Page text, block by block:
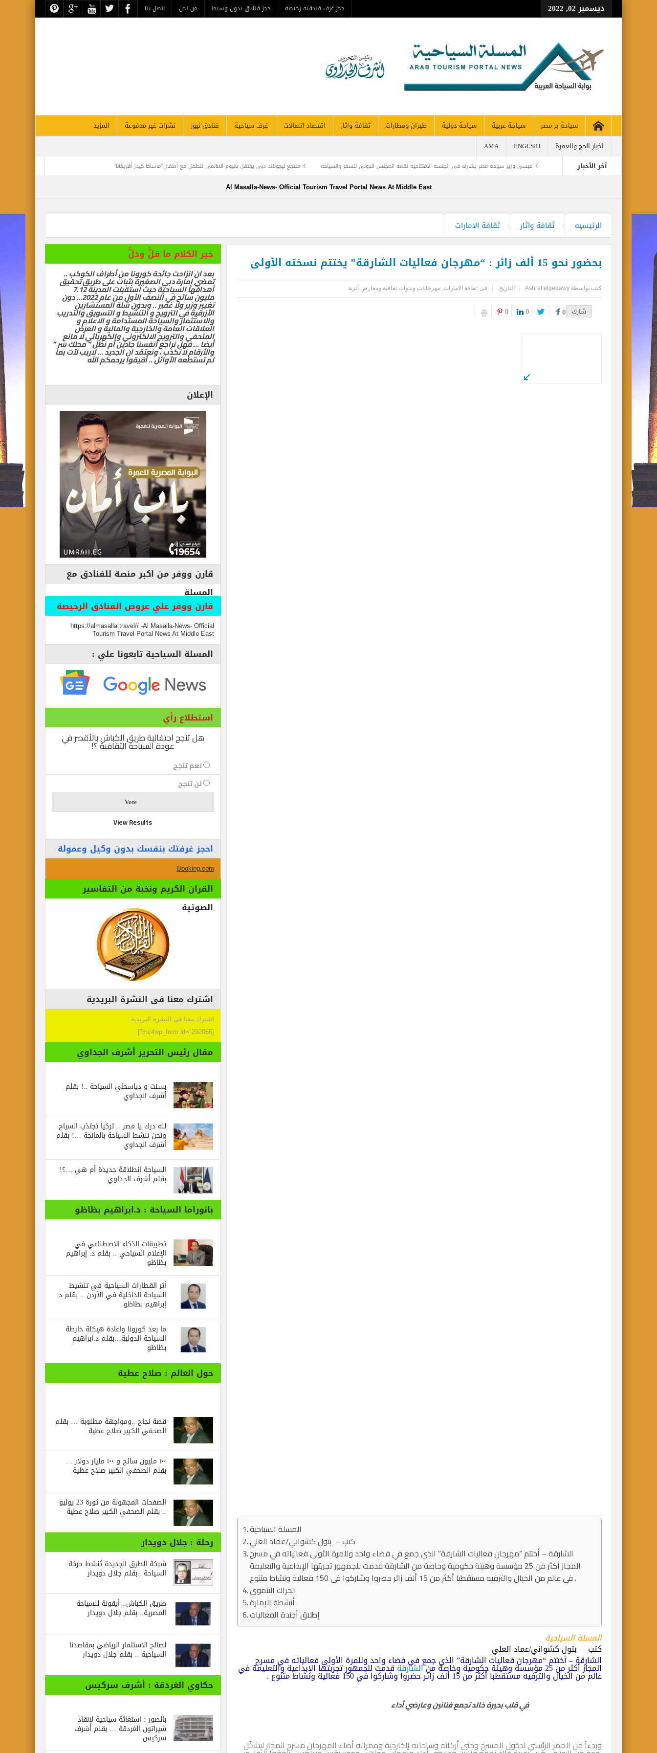
ديسمبر 02, 2022 حجز غرف فندقية رخيصة حجز فنادق بدون وسيط من نحن اتصل بنا
سياحة بر مصر سياحة عربية سياحة دولية طيران ومطارات ثقافة واثار اقتصاد-اتصالات غرف سياحية فنادق نيوز نشرات غير مدفوعة
المزيد
اخبار الحج والعمرة
ENGLSIH
AMA
آخر الأخبار
عيسى وزير سياحة مصر يشارك في الجلسة الافتتاحية لقمة المجلس الدولي للسفر والسياحة
منتجع ليجولاند دبي يحتفل باليوم العالمي للطفل مع أطفال”ماساكا كيدز أفريكانا”
اليمن تودع أمير الشعراء … وشاعر الفصحى وأديب الأمة د. عبد العزيز المقالح
وفد روماني يزور دير سانت كاترين للترويج لمشروع التجلي الأعظم.. تقرير أثري
مركز أبوظبي للخلايا الجذعية ينجح بإجراء أول زراعة للخلايا الجذعية في المنطقة لمريضة تعاني من التصلب اللويحي
مطارات دبي تتوقع زيادة استثنائية في أعداد المسافرين بنهاية العام لتصل إلى 64.3 مليون مسافر
كأس العالم وحتى لا تضيع الحقوق..انتبهوا مصر هي التي صدرت الإسلام وأزهرها منارته .. بقلم د. عبد الرحيم ريحان
طيران الإمارات تسيّر رحلتين مباشرتين يومياً إلى كولومبو أول ديسمبر
Al Masalla-News- Official Tourism Travel Portal News At Middle East
الرئيسيه ثقافة واثار ثقافة الامارات
بحضور نحو 15 ألف زائر : “مهرجان فعاليات الشارقة” يختتم نسخته الأولى
كتب بواسطة Ashraf elgedawy التاريخ: فى :ثقافة الامارات, مهرجانات وندوات ثقافية ومعارض آثرية
شارك 0
0
0
المسلة السياحية
كتب – بتول كشواني/عماد العلي
الشارقة – أختتم “مهرجان فعاليات الشارقة” الذي جمع في فضاء واحد وللمرة الأولى فعالياته في مسرح
المجاز أكثر من 25 مؤسسة وهيئة حكومية وخاصة من الشارقة قدمت للجمهور تجربتها الإبداعية والتعليمة
في عالم من الخيال والترفيه مستقطبا أكثر من 15 ألف زائر حضروا وشاركوا في 150 فعالية ونشاط متنوع .
الحراك التنموي
أنشطة الإمارة
إطلاق أجندة الفعاليات
المسلة السياحية
كتب – بتول كشواني/عماد العلي
الشارقة – أختتم “مهرجان فعاليات الشارقة” الذي جمع في فضاء واحد وللمرة الأولى فعالياته في مسرح
المجاز أكثر من 25 مؤسسة وهيئة حكومية وخاصة من الشارقةقدمت للجمهور تجربتها الإبداعية والتعليمة في
عالم من الخيال والترفيه مستقطبا أكثر من 15 ألف زائر حضروا وشاركوا في 150 فعالية ونشاط متنوع .
في قلب بحيرة خالد تجمع فنانين وعارضي أداء
وبدءاً من الممر الرئيسي لدخول المسرح وحتى أركانه وساحاته الخارجية وممراته أضاء المهرجان مسرح المجاز ليشكّل
خير الكلام ما قلَّ ودلَّ
بعد ان انزاحت جائحة كورونا من أطراف الكوكب ..
تمضي إمارة دبي الصغيرة بثبات على طريق تحقيق
أهدافها السياحية حيث استقبلت المدينة 7.12
مليون سائح في النصف الأول من عام 2022… دون
تغيير وزير ولا غفير .. وبدون شلة المستشارين
الأزرقية في الترويج و التنشيط و التسويق والتدريب
والاستثمار والسياحة المستدامة و الاعلام و
العلاقات العامة والخارجية والمالية و العرض
المتحفي والترويج الالكتروني والكهربائي لا مانع
أيضا … فهل نراجع أنفسنا جادين أم نظل ” محلك سر ”
والأرقام لا تكذب ، ونعتقد ان الجديد … لاريب لآت بما
لم تستطعه الأوائل .. أفيقوا يرحمكم الله
الإعلان
قارن ووفر من اكبر منصة للفنادق مع
المسلة
قارن ووفر علي عروض الفنادق الرخيصة
https://almasalla.travel// -Al Masalla-News- Official
Tourism Travel Portal News At Middle East
المسلة السياحية تابعونا علي :
استطلاع رأي
هل تنجح احتفالية طريق الكباش بالأقصر في
عودة السياحة الثقافية ؟!
نعم تنجح
لن تنجح
View Results
احجز غرفتك بنفسك بدون وكيل وعمولة
Booking.com
القران الكريم ونخبة من التفاسير
الصوتية
اشترك معنا فى النشرة البريدية
اشترك معنا فى النشرة البريدية
[mc4wp_form id="292065"]
مقال رئيس التحرير أشرف الجداوي
بسنت و دياسطي السياحة ..! بقلم
أشرف الجداوي
لله درك يا مصر .. تركيا تجتذب السياح
ونحن ننشط السياحة بالمانجة …! بقلم
أشرف الجداوي
السياحة انطلاقة جديدة أم هي …؟!
بقلم أشرف الجداوي
بانوراما السياحة : د.ابراهيم بظاظو
تطبيقات الذكاء الاصطناعي في
الإعلام السياحي .. بقلم د. إبراهيم
بظاظو
أثر القطارات السياحية في تنشيط
السياحة الداخلية في الأردن .. بقلم د.
إبراهيم بظاظو
ما بعد كورونا واعادة هيكلة خارطة
السياحة الدولية…بقلم د.ابراهيم
بظاظو
حول العالم : صلاح عطية
قصة نجاح ..ومواجهة مطلوبة … بقلم
الصحفي الكبير صلاح عطية
١٠٠ مليون سائح و ١٠٠ مليار دولار …
بقلم الصحفي الكبير صلاح عطية
الصفحات المجهولة من ثورة 23 يوليو
.. بقلم الصحفي الكبير صلاح عطية
رحلة : جلال دويدار
شبكة الطرق الجديدة تُنشط حركة
السياحة ..بقلم جلال دويدار
طريق الكباش.. أيقونة للسياحة
المصرية.. بقلم جلال دويدار
لصالح الاستثمار الرياضي بمقاصدنا
السياحية .. بقلم جلال دويدار
حكاوي الغردقة : أشرف سركيس
بالصور : استغاثة سياحية لإنقاذ
شيراتون الغردقة … بقلم أشرف
سركيس